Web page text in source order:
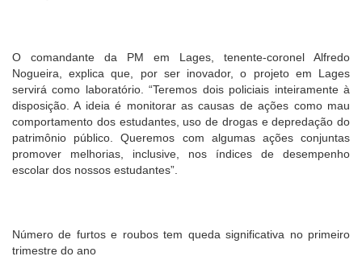
O comandante da PM em Lages, tenente-coronel Alfredo
Nogueira, explica que, por ser inovador, o projeto em Lages
servirá como laboratório. “Teremos dois policiais inteiramente à
disposição. A ideia é monitorar as causas de ações como mau
comportamento dos estudantes, uso de drogas e depredação do
patrimônio público. Queremos com algumas ações conjuntas
promover melhorias, inclusive, nos índices de desempenho
escolar dos nossos estudantes”.
Número de furtos e roubos tem queda significativa no primeiro
trimestre do ano